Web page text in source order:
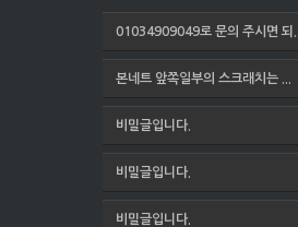
01034909049로 문의 주시면 되...
본네트 앞쪽일부의 스크래치는 ...
비밀글입니다.
비밀글입니다.
비밀글입니다.